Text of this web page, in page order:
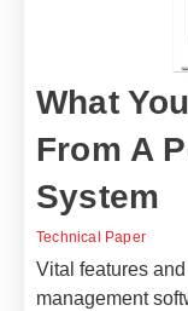
What
From A
System
Technical Paper
Vital features
management